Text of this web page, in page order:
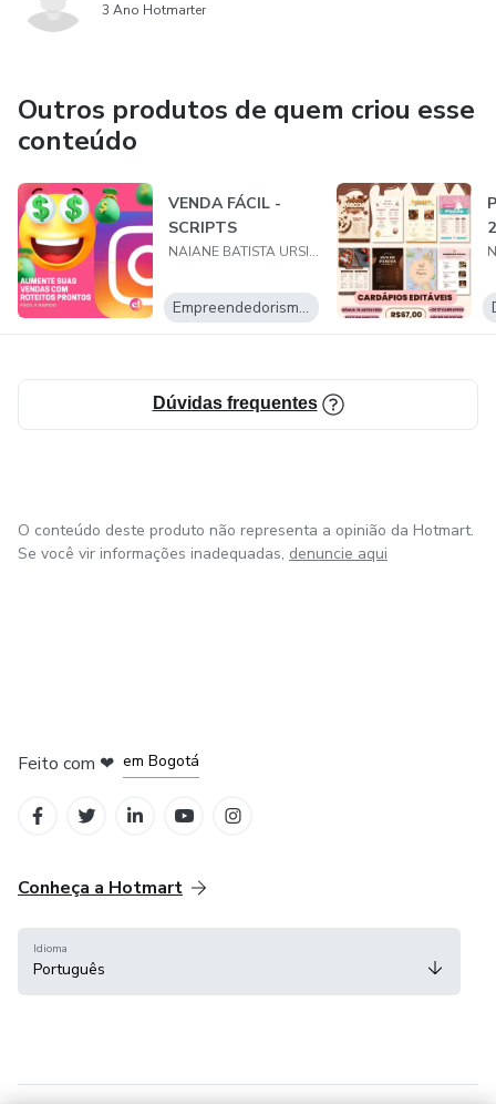
3 Ano Hotmarter
Outros produtos de quem criou esse
conteúdo
VENDA FÁCIL -
SCRIPTS
NAIANE BATISTA URSINE SILVA
Empreendedorismo Digital
Dúvidas frequentes
O conteúdo deste produto não representa a opinião da Hotmart.
Se você vir informações inadequadas, denuncie aqui
Feito com ❤ em Bogotá
Conheça a Hotmart
Idioma
Português